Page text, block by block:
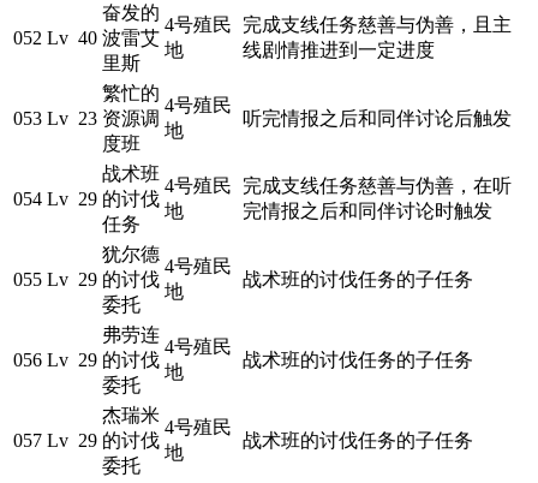
052 Lv 40
奋发的
波雷艾
里斯
4号殖民
地
完成支线任务慈善与伪善，且主
线剧情推进到一定进度
053 Lv 23
繁忙的
资源调
度班
4号殖民
地
听完情报之后和同伴讨论后触发
054 Lv 29
战术班
的讨伐
任务
4号殖民
地
完成支线任务慈善与伪善，在听
完情报之后和同伴讨论时触发
055 Lv 29
犹尔德
的讨伐
委托
4号殖民
地
战术班的讨伐任务的子任务
056 Lv 29
弗劳连
的讨伐
委托
4号殖民
地
战术班的讨伐任务的子任务
057 Lv 29
杰瑞米
的讨伐
委托
4号殖民
地
战术班的讨伐任务的子任务